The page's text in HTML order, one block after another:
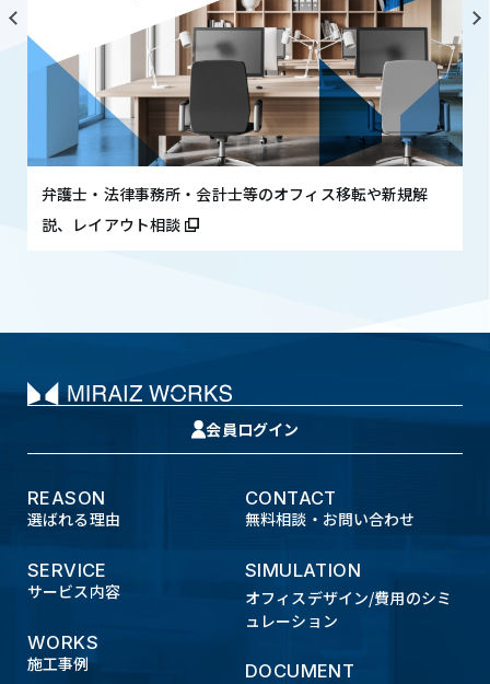
弁護士・法律事務所・会計士等のオフィス移転や新規解
説、レイアウト相談
会員ログイン
REASON
選ばれる理由
SERVICE
サービス内容
WORKS
施工事例
CONTACT
無料相談・お問い合わせ
SIMULATION
オフィスデザイン/費用のシミ
ュレーション
DOCUMENT